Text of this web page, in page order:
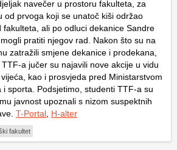
navečer u prostoru fakulteta, za
od prvoga koji se unatoč kiši održao
fakulteta, ali po odluci dekanice Sandre
pratiti njegov rad. Nakon što su na
zatražili smjene dekanice i prodekana,
a jučer su najavili nove akcije u vidu
kao i prosvjeda pred Ministarstvom
i sporta. Podsjetimo, studenti TTF-a su
javnost upoznali s nizom suspektnih
T-Portal H-alter
fakultet